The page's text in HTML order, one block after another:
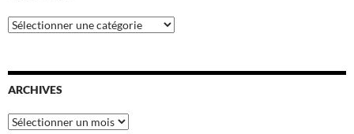
Catégories
ARCHIVES
Archives